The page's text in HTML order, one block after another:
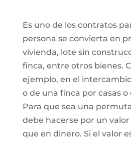
Es uno de los contratos
persona se convierta en
vivienda, lote sin
finca, entre otros bienes.
ejemplo, en el
o de una finca por casas o
Para que sea una
debe hacerse por un
que en dinero. Si el valor